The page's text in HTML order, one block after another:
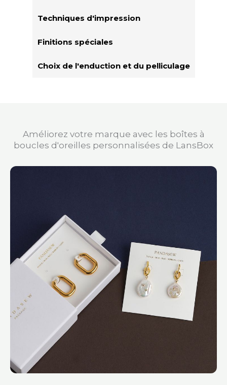
Techniques d'impression
Finitions spéciales
Choix de l'enduction et du pelliculage
Améliorez votre marque avec les boîtes à
boucles d'oreilles personnalisées de LansBox